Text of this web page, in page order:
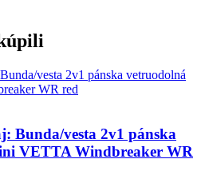
Bunda/vesta 2v1 pánska
VETTA Windbreaker WR